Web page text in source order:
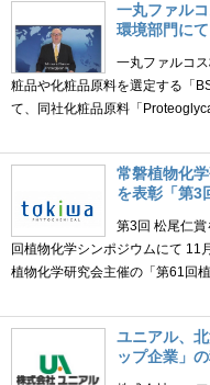
一丸ファル
環境部門に
一丸ファルコ
粧品や化粧品原料を選定する「
て、同社化粧品原料「
常磐植物化
を表彰「第3
第3回 松尾仁
回植物化学シンポジウムにて 11
植物化学研究会主催の「第61回
ユニアル、
ップ企業」